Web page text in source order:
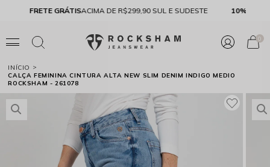
FRETE GRÁTISACIMA DE R$299,90 SUL E SUDESTE
0
INÍCIO
CALÇA FEMININA CINTURA ALTA NEW SLIM DENIM INDIGO MEDIO
ROCKSHAM - 261078